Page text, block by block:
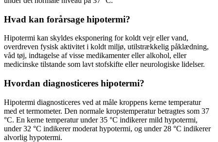
Hvad kan forårsage hipotermi?
Hipotermi kan skyldes eksponering for koldt vejr eller vand,
overdreven fysisk aktivitet i koldt miljø, utilstrækkelig påklædning,
våd tøj, indtagelse af visse medikamenter eller alkohol, eller
medicinske tilstande som lavt stofskifte eller neurologiske lidelser.
Hvordan diagnosticeres hipotermi?
Hipotermi diagnosticeres ved at måle kroppens kerne temperatur
med et termometer. Den normale kropstemperatur betragtes som 37
°C. En kerne temperatur under 35 °C indikerer mild hypotermi,
under 32 °C indikerer moderat hypotermi, og under 28 °C indikerer
alvorlig hypotermi.